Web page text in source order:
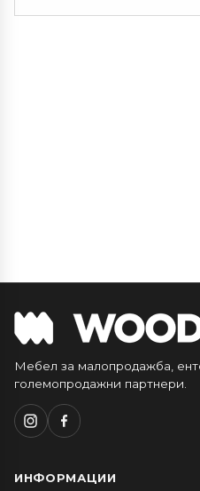
Мебел за малопродажба,
големопродажни партнери.
ИНФОРМАЦИИ